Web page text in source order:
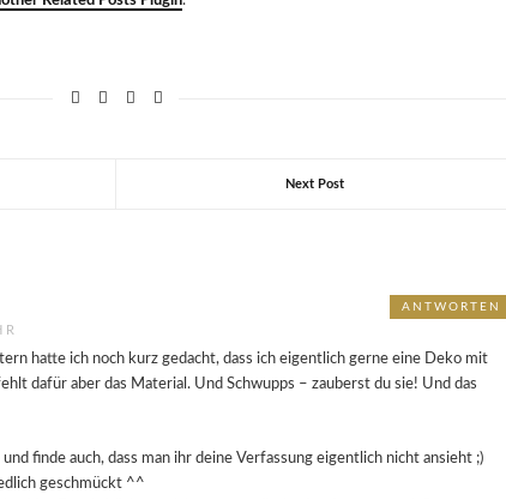
Next Post
hatte ich noch kurz gedacht, dass ich eigentlich gerne eine Deko mit
dafür aber das Material. Und Schwupps – zauberst du sie! Und das
finde auch, dass man ihr deine Verfassung eigentlich nicht ansieht ;)
geschmückt ^^
ANTWORTEN